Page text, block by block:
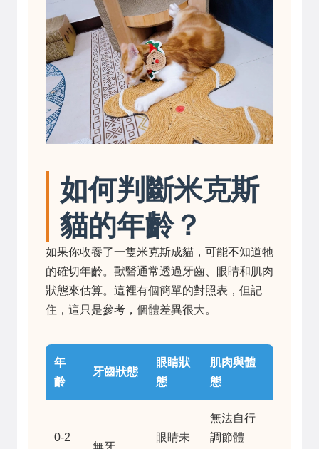
如何判斷米克斯
貓的年齡？
如果你收養了一隻米克斯成貓，可能不知道牠
的確切年齡。獸醫通常透過牙齒、眼睛和肌肉
狀態來估算。這裡有個簡單的對照表，但記
住，這只是參考，個體差異很大。
年
齡
牙齒狀態
眼睛狀
態
肌肉與體
態
0-2
眼睛未
無法自行
調節體